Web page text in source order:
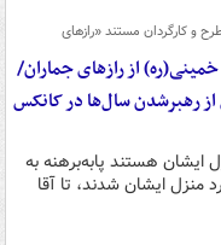
و کارگردان مستند «رازهای
از رازهای جماران/
رهبرشدن سال‌ها در کانکس
ایشان هستند پابه‌برهنه به
منزل ایشان شدند، تا آقا